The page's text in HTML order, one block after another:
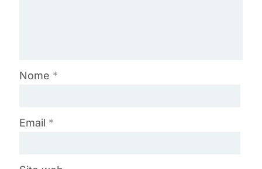
Nome *
Email *